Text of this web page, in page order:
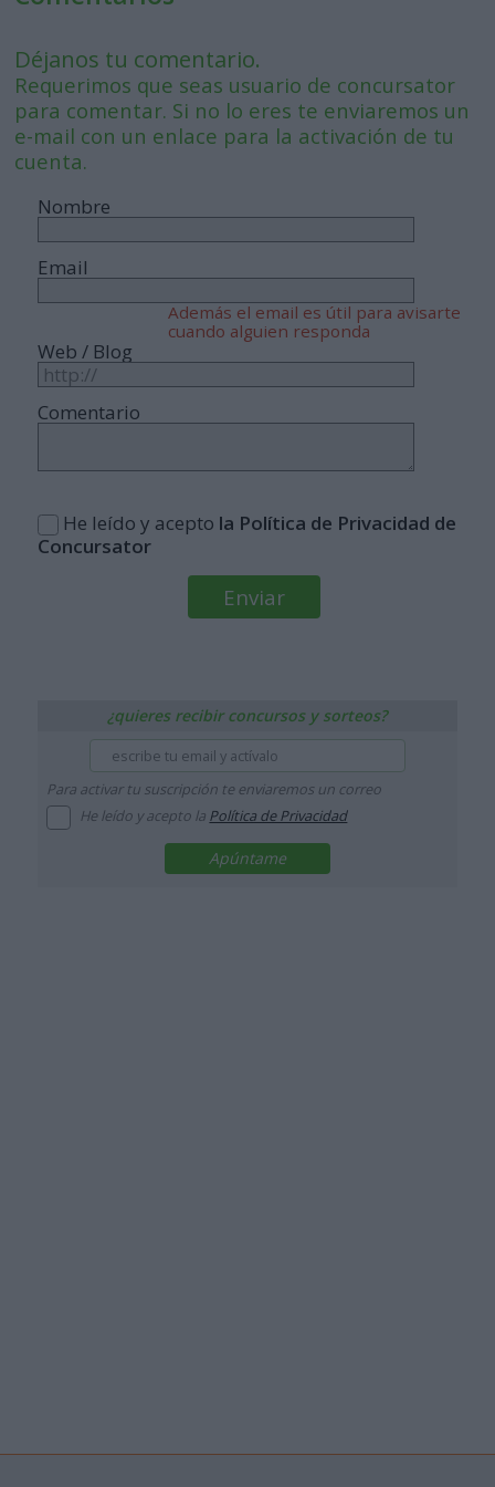
Déjanos tu comentario.
Requerimos que seas usuario de concursator
para comentar. Si no lo eres te enviaremos un
e-mail con un enlace para la activación de tu
cuenta.
Nombre
Email
Además el email es útil para avisarte
cuando alguien responda
Web / Blog
Comentario
He leído y acepto la Política de Privacidad de
Concursator
¿quieres recibir concursos y sorteos?
Para activar tu suscripción te enviaremos un correo
He leído y acepto la Política de Privacidad